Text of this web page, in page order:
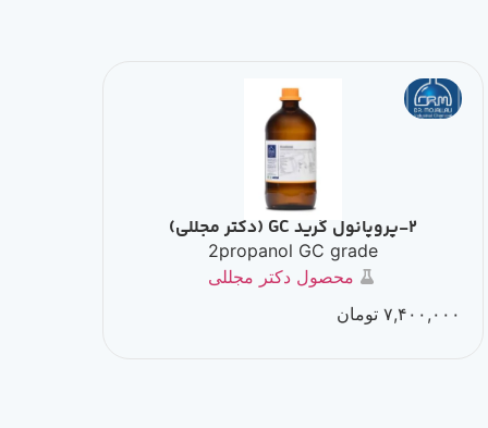
2-پروپانول گرید GC (دکتر مجللی)
2propanol GC grade
محصول دکتر مجللی
۷,۴۰۰,۰۰۰ تومان